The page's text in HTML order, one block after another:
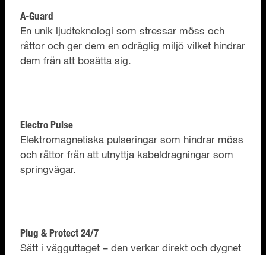
A-Guard
En unik ljudteknologi som stressar möss och
råttor och ger dem en odräglig miljö vilket hindrar
dem från att bosätta sig.
Electro Pulse
Elektromagnetiska pulseringar som hindrar möss
och råttor från att utnyttja kabeldragningar som
springvägar.
Plug & Protect 24/7
Sätt i vägguttaget – den verkar direkt och dygnet